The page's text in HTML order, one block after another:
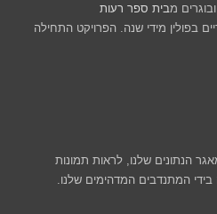
מבית ספר רעות
בפולין מידי שנה. הפרויקט התחילה
הנתונים שלנו, לראות תמונות
המתנדבים המדהימים שלנו.